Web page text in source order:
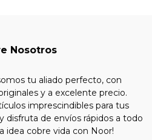
Nosotros
tu aliado perfecto, con
y a excelente precio.
imprescindibles para tus
disfruta de envíos rápidos a todo
idea cobre vida con Noor!